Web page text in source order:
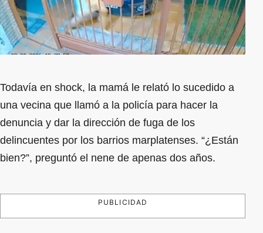
Todavía en shock, la mamá le relató lo sucedido a
una vecina que llamó a la policía para hacer la
denuncia y dar la dirección de fuga de los
delincuentes por los barrios marplatenses. “¿Están
bien?”, preguntó el nene de apenas dos años.
PUBLICIDAD